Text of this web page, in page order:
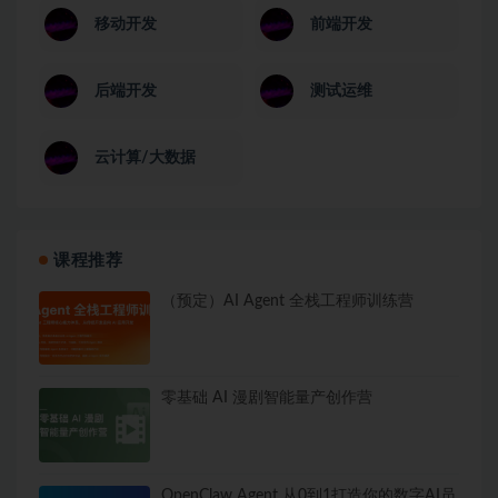
移动开发 前端开发
后端开发 测试运维
云计算/大数据
课程推荐
（预定）AI Agent 全栈工程师训练营
零基础 AI 漫剧智能量产创作营